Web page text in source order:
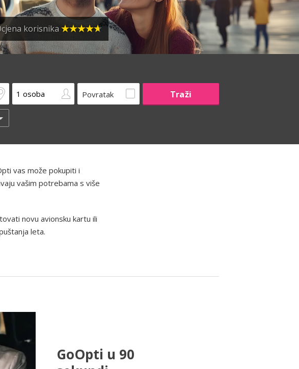
korisnika
Povratak
vas može pokupiti i
vašim potrebama s više
novu avionsku kartu ili
leta.
GoOpti u 90